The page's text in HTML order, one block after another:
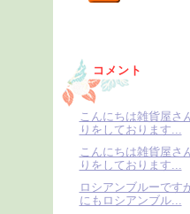
コメント
こんにちは雑貨屋さ
りをしております...
こんにちは雑貨屋さ
りをしております...
ロシアンブルーです
にもロシアンブル...